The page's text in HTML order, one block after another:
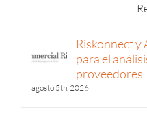
Riskonnect y
para el
proveedores
agosto 5th, 2026